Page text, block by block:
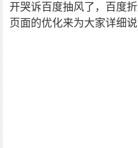
开哭诉百度抽风了，百度
页面的优化来为大家详细说